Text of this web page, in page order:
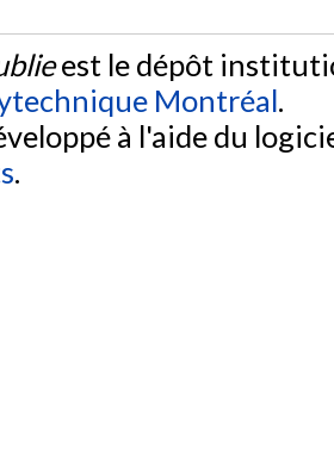
est le dépôt
Montréal.
à l'aide du
.